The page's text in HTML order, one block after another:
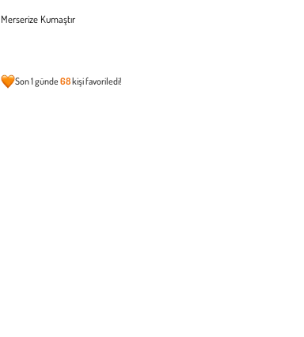
Merserize Kumaştır
Son 1 günde68kişi favoriledi!